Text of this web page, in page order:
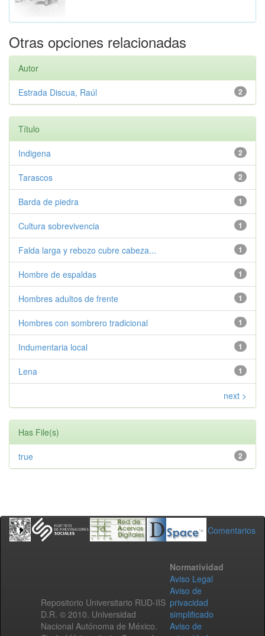
Otras opciones relacionadas
Autor
2
Estrada Discua, Raúl
Título
2
Indigena
2
Tarascos
1
Barda de piedra
1
Cultura sobrevivencia
1
Falda larga y rebozo cubre cabeza...
1
Hombre de espaldas
1
Hombres adultos de frente
1
Hombres con sombrero tradicional
1
Indumentaria local
1
Lena
next >
Has File(s)
2
true
Comentarios
Repositorio Universitario RUD-IIS
D.R. © 2010. Universidad
Nacional Autónoma de México.
Normatividad
Aviso Legal
Aviso de
privacidad
simplificado
Aviso de